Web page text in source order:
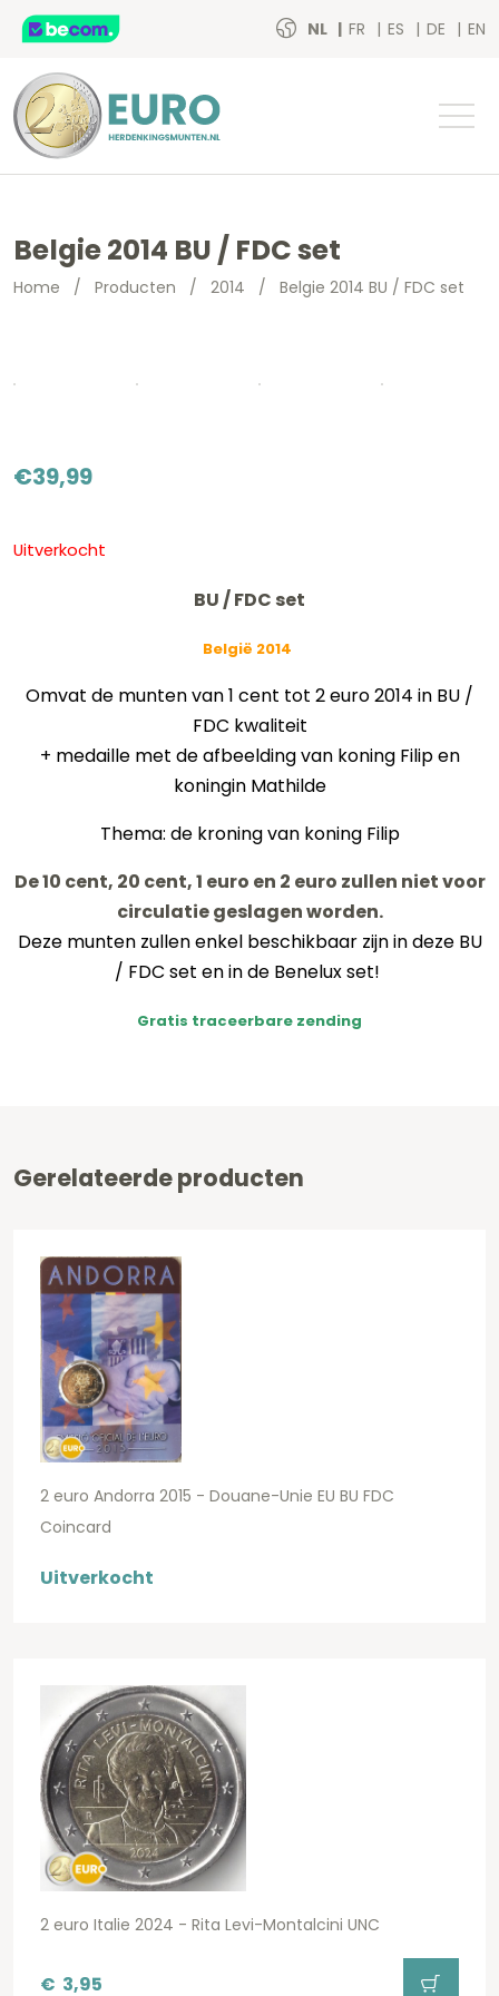
NL FR ES DE EN
Belgie 2014 BU / FDC set
Home / Producten / 2014 / Belgie 2014 BU / FDC set
€39,99
Uitverkocht
BU / FDC set
België 2014
Omvat de munten van 1 cent tot 2 euro 2014 in BU /
FDC kwaliteit
+ medaille met de afbeelding van koning Filip en
koningin Mathilde
Thema: de kroning van koning Filip
De 10 cent, 20 cent, 1 euro en 2 euro zullen niet voor
circulatie geslagen worden.
Deze munten zullen enkel beschikbaar zijn in deze BU
/ FDC set en in de Benelux set!
Gratis traceerbare zending
Gerelateerde producten
2 euro Andorra 2015 - Douane-Unie EU BU FDC
Coincard
Uitverkocht
2 euro Italie 2024 - Rita Levi-Montalcini UNC
€ 3,95